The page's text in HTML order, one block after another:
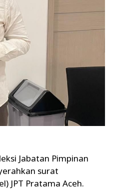
Jabatan Pimpinan
surat
JPT Pratama Aceh.